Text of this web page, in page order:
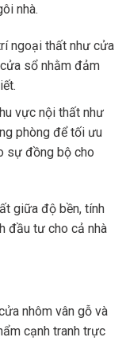
nhà.
ngoại thất như cửa
sổ nhằm đảm
vực nội thất như
phòng để tối ưu
sự đồng bộ cho
giữa độ bền, tính
đầu tư cho cả nhà
nhôm vân gỗ và
cạnh tranh trực